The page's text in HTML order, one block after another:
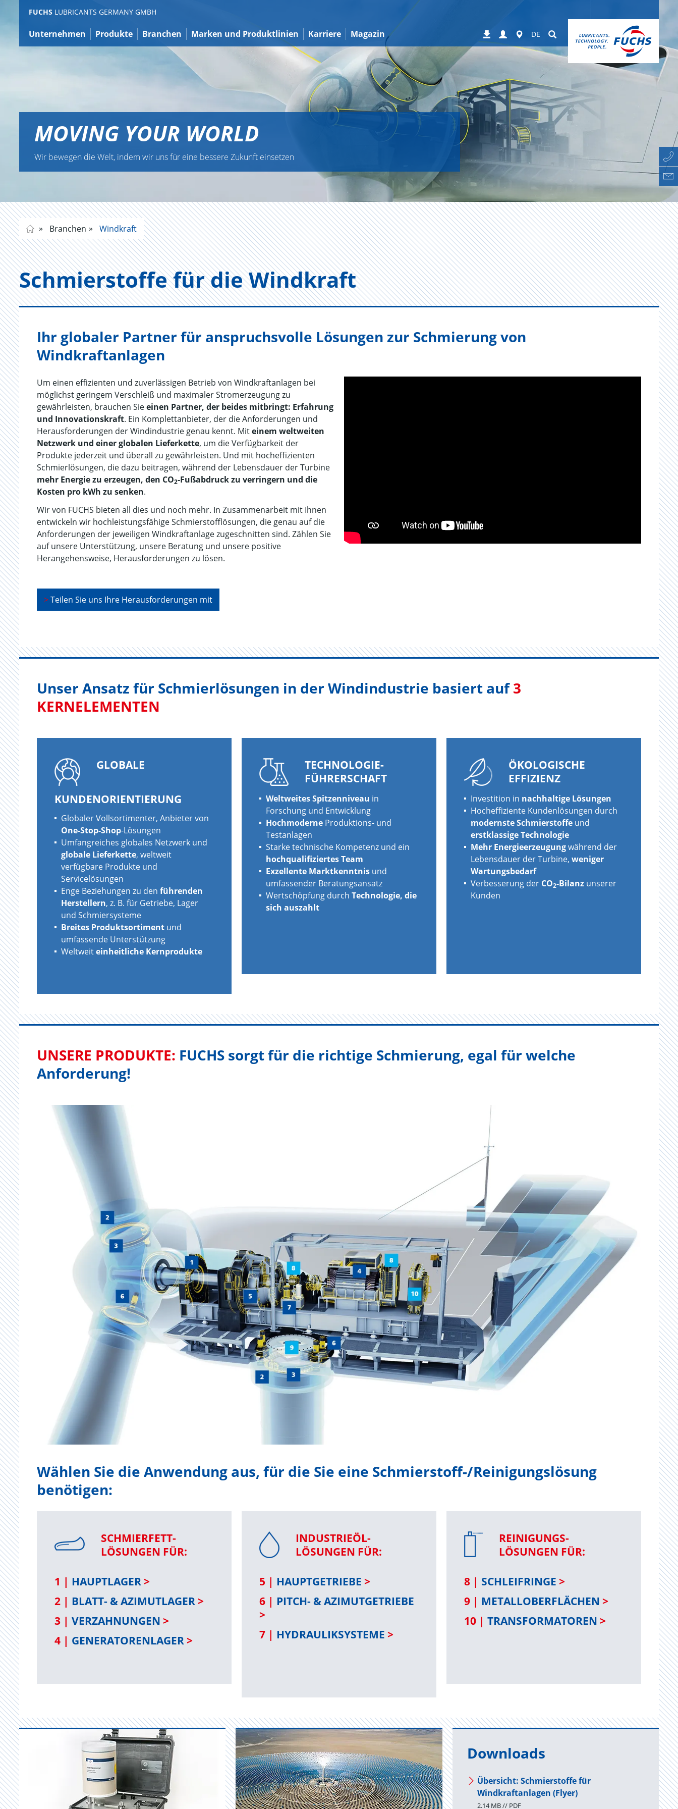
FUCHS LUBRICANTS GERMANY GMBH
Unternehmen Produkte Branchen Marken und Produktlinien Karriere Magazin Downloads
Login Worldwide
DE Suchen
MOVING YOUR WORLD
Wir bewegen die Welt, indem wir uns für eine bessere Zukunft einsetzen
Branchen Windkraft
Schmier­stof­fe für die Wind­kraft
Ihr globaler Partner für anspruchsvolle Lösungen zur Schmierung von
Windkraftanlagen
Um einen effizienten und zuverlässigen Betrieb von Windkraftanlagen bei
möglichst geringem Verschleiß und maximaler Stromerzeugung zu
gewährleisten, brauchen Sieeinen Partner, der beides mitbringt: Erfahrung
und Innovationskraft. Ein Komplettanbieter, der die Anforderungen und
Herausforderungen der Windindustrie genau kennt. Miteinem weltweiten
Netzwerk und einer globalen Lieferkette, um die Verfügbarkeit der
Produkte jederzeit und überall zu gewährleisten. Und mit hocheffizienten
Schmierlösungen, die dazu beitragen, während der Lebensdauer der Turbine
mehr Energie zu erzeugen, den CO2-Fußabdruck zu verringern und die
Kosten pro kWh zu senken.
Wir von FUCHS bieten all dies und noch mehr. In Zusammenarbeit mit Ihnen
entwickeln wir hochleistungsfähige Schmierstofflösungen, die genau auf die
Anforderungen der jeweiligen Windkraftanlage zugeschnitten sind. Zählen Sie
auf unsere Unterstützung, unsere Beratung und unsere positive
Herangehensweise, Herausforderungen zu lösen.
>Teilen Sie uns Ihre Herausforderungen mit
Unser Ansatz für Schmierlösungen in der Windindustrie basiert auf3
KERNELEMENTEN
GLOBALE
KUNDENORIENTIERUNG
Globaler Vollsortimenter, Anbieter von
One-Stop-Shop-Lösungen
Umfangreiches globales Netzwerk und
globale Lieferkette, weltweit
verfügbare Produkte und
Servicelösungen
Enge Beziehungen zu den führenden
Herstellern, z. B. für Getriebe, Lager
und Schmiersysteme
Breites Produktsortiment und
umfassende Unterstützung
Weltweiteinheitliche Kernprodukte
TECHNOLOGIE-
FÜHRERSCHAFT
Weltweites Spitzenniveau in
Forschung und Entwicklung
Hochmoderne Produktions- und
Testanlagen
Starke technische Kompetenz und ein
hochqualifiziertes Team
Exzellente Marktkenntnis und
umfassender Beratungsansatz
Wertschöpfung durch Technologie, die
sich auszahlt
ÖKOLOGISCHE
EFFIZIENZ
Investition in nachhaltige Lösungen
Hocheffiziente Kundenlösungen durch
modernste Schmierstoffe und
erstklassige Technologie
Mehr Energieerzeugungwährend der
Lebensdauer der Turbine, weniger
Wartungsbedarf
Verbesserung der CO2-Bilanz unserer
Kunden
UNSERE PRODUKTE: FUCHS sorgt für die richtige Schmierung, egal für welche
Anforderung!
Wählen Sie die Anwendung aus, für die Sie eine Schmierstoff-/Reinigungslösung
benötigen:
SCHMIERFETT-
LÖSUNGEN FÜR:
1 | HAUPTLAGER >
2 | BLATT- & AZIMUTLAGER >
3 | VERZAHNUNGEN >
4 | GENERATORENLAGER >
INDUSTRIEÖL-
LÖSUNGEN FÜR:
5 | HAUPTGETRIEBE >
6 | PITCH- & AZIMUTGETRIEBE
>
7 | HYDRAULIKSYSTEME >
REINIGUNGS-
LÖSUNGEN FÜR:
8 | SCHLEIFRINGE >
9 | METALLOBERFLÄCHEN >
10 | TRANSFORMATOREN >
Downloads
Übersicht: Schmierstoffe für
Windkraftanlagen (Flyer)
2.14 MB // PDF